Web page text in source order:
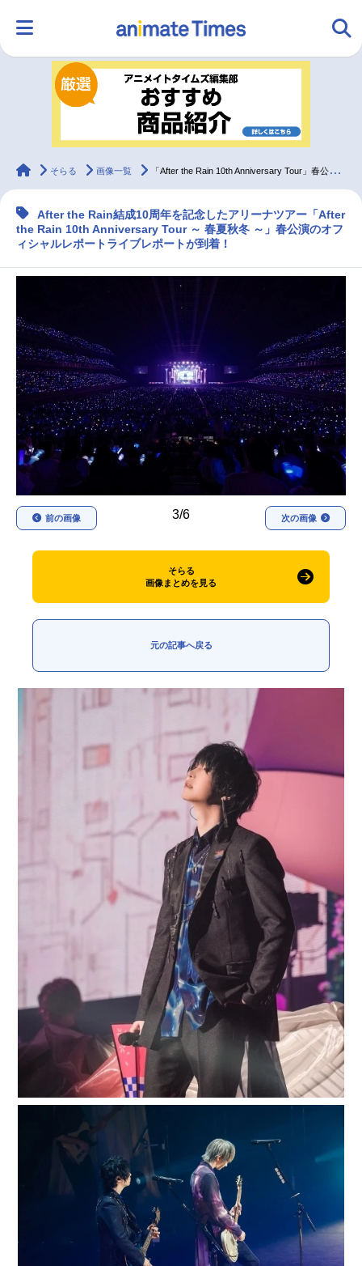
ランキング アニメ
ラジオ みんなの声
マンガ・ラノベ ゲーム・アプリ 音楽 コスプレ
最新記事一覧
アニメ記事一覧 声優記事一覧
アニメ映画一覧 実写化映画一覧
今期アニメ曜日別一覧
春アニメ 夏アニメ
秋アニメ 冬アニメ
男性声優/女性声優一覧
FOLLOW US
animateTimes
そらる 画像一覧 「After the Rain 10th Anniversary Tour」春公演オフィシャルレポ
After the Rain結成10周年を記念したアリーナツアー「After
the Rain 10th Anniversary Tour ～ 春夏秋冬 ～」春公演のオフ
ィシャルレポートライブレポートが到着！
3/6
前の画像 次の画像
そらる
画像まとめを見る
元の記事へ戻る